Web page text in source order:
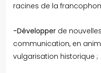
racines de la
-Développer de
communication, en
vulgarisation historique ;